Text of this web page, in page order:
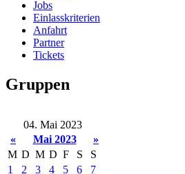
Jobs
Einlasskriterien
Anfahrt
Partner
Tickets
Gruppen
04. Mai 2023
«
Mai 2023
»
M D M D F S
S
1
2 3 4 5 6
7